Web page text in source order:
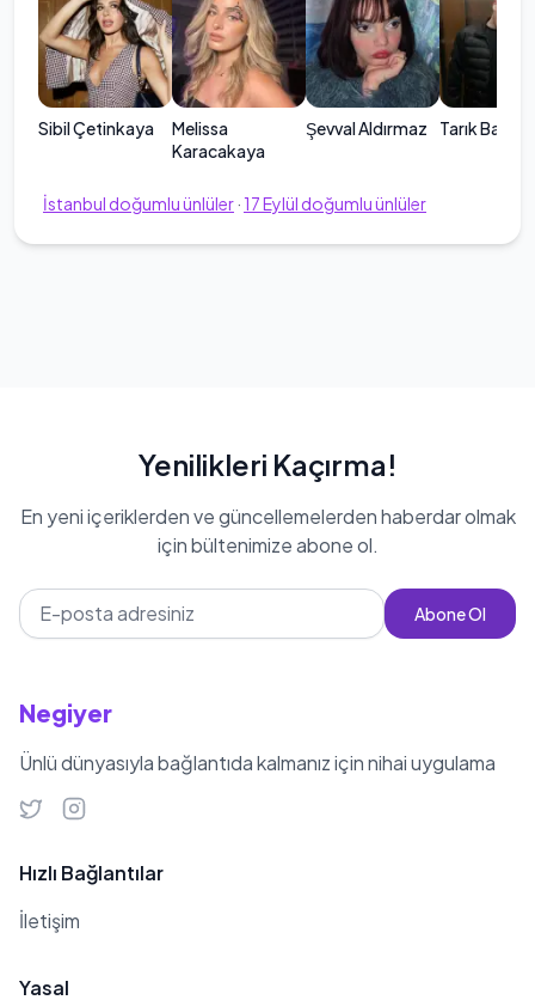
Sibil Çetinkaya
Melissa
Karacakaya
Şevval Aldırmaz Tarık Bayrak
İstanbul doğumlu ünlüler· 17Eylül doğumlu ünlüler
Yenilikleri Kaçırma!
En yeni içeriklerden ve güncellemelerden haberdar olmak
için bültenimize abone ol.
Abone Ol
Negiyer
Ünlü dünyasıyla bağlantıda kalmanız için nihai uygulama
Hızlı Bağlantılar
İletişim
Yasal